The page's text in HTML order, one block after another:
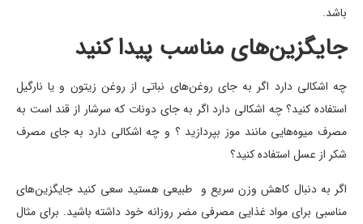
باشد.
جایگزین‌های مناسب پیدا کنید
چه اشکالی دارد اگر به جای روغن‌های نباتی از روغن زیتون و یا نارگیل
استفاده کنید؟ چه اشکالی دارد اگر به جای دونات که سرشار از قند است به
مصرف میوه‌هایی مانند موز بپردازید ؟ و چه اشکالی دارد به جای مصرف
شکر از عسل استفاده کنید؟
اگر به دنبال کاهش وزن سریع و طبیعی هستید سعی کنید جایگزین‌های
مناسبی برای مواد غذایی مصرفی مضر روزانه خود داشته باشید. برای مثال